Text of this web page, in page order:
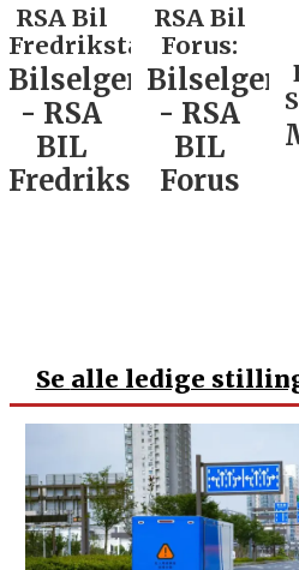
RSA Bil
Fredrikstad:
Bilselger
- RSA
BIL
Fredrikstad
RSA Bil
Forus:
Bilselger
- RSA
BIL
Forus
Se alle ledige